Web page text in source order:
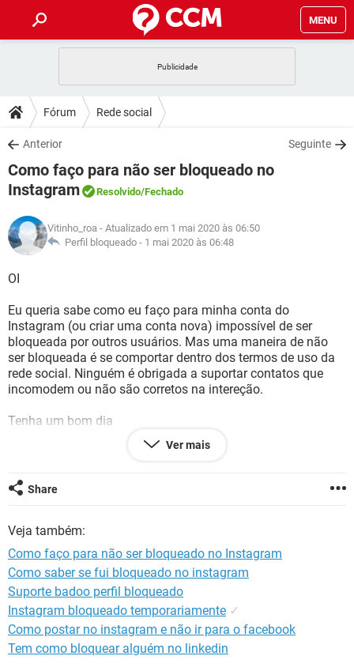
MENU
CELULAR
OUTLOOK
INSTAGRAM GMAIL
GUIA DE COMPRAS
DICAS
JOGOS
OUTLOOK
GUIA DE COMPRAS
DOWNLOADS
JOGOS WHATSAPP
CELULAR
OUTLOOK EXCEL
INSTAGRAM
FÓRUM
CELULAR FACEBOOK
GUIA DE COMPRAS
GLOSSÁRIO
JOGOS
OUTLOOK EXCEL
INSTAGRAM GMAIL
GUIA DE COMPRAS
Fórum Rede social
Anterior Seguinte
Como faço para não ser bloqueado no
Instagram
Resolvido/Fechado
Vitinho_roa - Atualizado em 1 mai 2020 às 06:50
Perfil bloqueado - 1 mai 2020 às 06:48
OI
Eu queria sabe como eu faço para minha conta do
Instagram (ou criar uma conta nova) impossível de ser
bloqueada por outros usuários. Mas uma maneira de não
ser bloqueada é se comportar dentro dos termos de uso da
rede social. Ninguém é obrigada a suportar contatos que
incomodem ou não são corretos na intereção.
Tenha um bom dia
Ver mais
Share
Veja também:
Como faço para não ser bloqueado no Instagram
Como saber se fui bloqueado no instagram
Suporte badoo perfil bloqueado
Instagram bloqueado temporariamente ✓
Como postar no instagram e não ir para o facebook
Tem como bloquear alguém no linkedin